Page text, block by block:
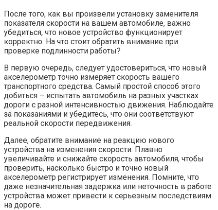
После того, как вы произвели установку заменителя
показателя скорости на вашем автомобиле, важно
убедиться, что новое устройство функционирует
корректно. На что стоит обратить внимание при
проверке подлинности работы?
В первую очередь, следует удостовериться, что новый
акселерометр точно измеряет скорость вашего
транспортного средства. Самый простой способ этого
добиться – испытать автомобиль на разных участках
дороги с разной интенсивностью движения. Наблюдайте
за показаниями и убедитесь, что они соответствуют
реальной скорости передвижения.
Далее, обратите внимание на реакцию нового
устройства на изменения скорости. Плавно
увеличивайте и снижайте скорость автомобиля, чтобы
проверить, насколько быстро и точно новый
акселерометр регистрирует изменения. Помните, что
даже незначительная задержка или неточность в работе
устройства может привести к серьезным последствиям
на дороге.